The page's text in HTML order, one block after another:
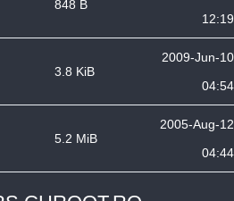
848 B
12:19
3.8 KiB
2009-Jun-10
04:54
5.2 MiB
2005-Aug-12
04:44